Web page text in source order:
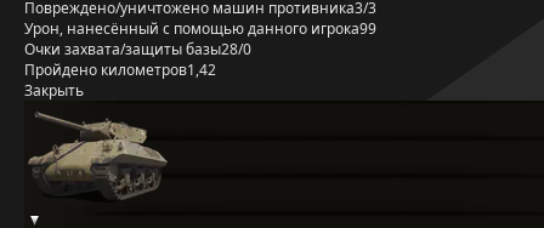
Повреждено/уничтожено машин противника3/3
Урон, нанесённый с помощью данного игрока99
Очки захвата/защиты базы28/0
Пройдено километров1,42
Закрыть